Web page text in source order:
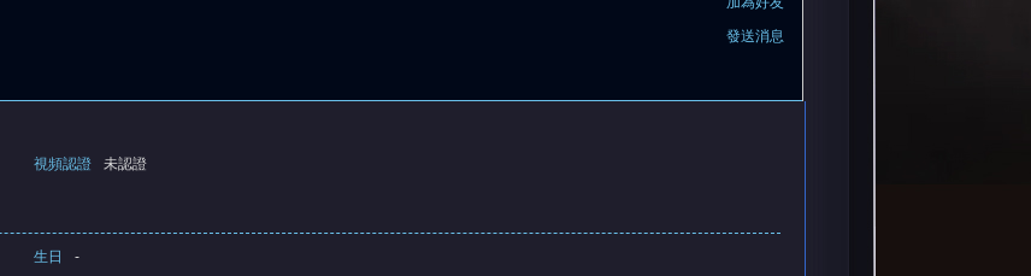
發送消息
視頻認證 未認證
生日 -